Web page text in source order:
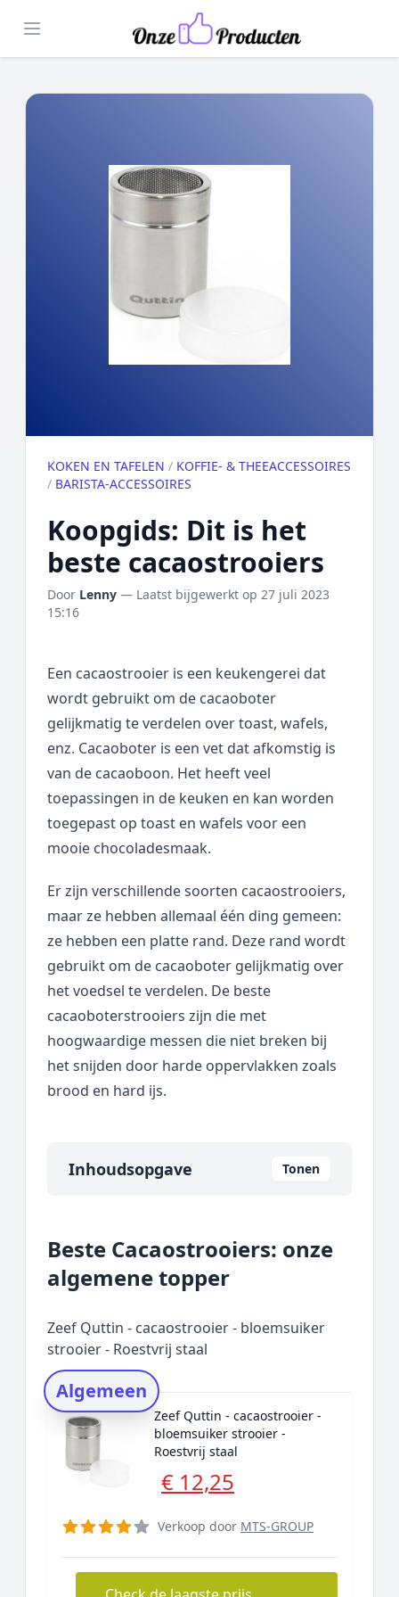
Open menu
KOKEN EN TAFELEN / KOFFIE- & THEEACCESSOIRES
/ BARISTA-ACCESSOIRES
Koopgids: Dit is het
beste cacaostrooiers
Door Lenny — Laatst bijgewerkt op 27 juli 2023
15:16
Een cacaostrooier is een keukengerei dat
wordt gebruikt om de cacaoboter
gelijkmatig te verdelen over toast, wafels,
enz. Cacaoboter is een vet dat afkomstig is
van de cacaoboon. Het heeft veel
toepassingen in de keuken en kan worden
toegepast op toast en wafels voor een
mooie chocoladesmaak.
Er zijn verschillende soorten cacaostrooiers,
maar ze hebben allemaal één ding gemeen:
ze hebben een platte rand. Deze rand wordt
gebruikt om de cacaoboter gelijkmatig over
het voedsel te verdelen. De beste
cacaoboterstrooiers zijn die met
hoogwaardige messen die niet breken bij
het snijden door harde oppervlakken zoals
brood en hard ijs.
Inhoudsopgave Tonen
Onze algemene topper
Hoe kies ik de juiste
Waar moet u op letten bij een
kwaliteitscacaostrooier?
Verschillende soorten strooiers
Prijs topper
Populaire merken
Rating topper
Onderzoeksmethode
Alternatieven
Prijsniveaus
Beste Cacaostrooiers: onze
algemene topper
Zeef Quttin - cacaostrooier - bloemsuiker
strooier - Roestvrij staal
Algemeen
Zeef Quttin - cacaostrooier -
bloemsuiker strooier -
Roestvrij staal
€ 12,25
Verkoop door MTS-GROUP